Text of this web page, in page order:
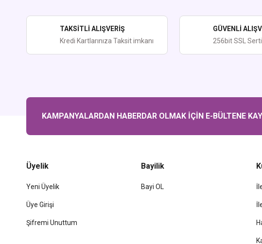
Ürün fiyatı diğer sitelerden daha pahalı.
Bu ürüne benzer farklı alternatifler olmalı.
TAKSİTLİ ALIŞVERİŞ
Kredi Kartlarınıza Taksit imkanı
GÜVENLİ
256bit SSL
KAMPANYALARDAN HABERDAR OLMAK İÇİN E-BÜLTENE
Üyelik
Yeni Üyelik
Üye Girişi
Şifremi Unuttum
Bayilik
Bayi OL